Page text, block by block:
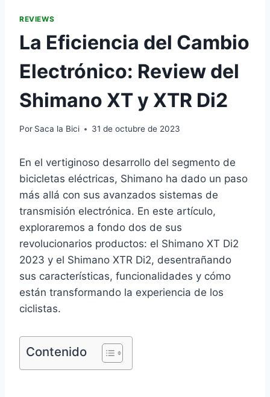
REVIEWS
La Eficiencia del Cambio
Electrónico: Review del
Shimano XT y XTR Di2
Por Saca la Bici 31 de octubre de 2023
En el vertiginoso desarrollo del segmento de
bicicletas eléctricas, Shimano ha dado un paso
más allá con sus avanzados sistemas de
transmisión electrónica. En este artículo,
exploraremos a fondo dos de sus
revolucionarios productos: el Shimano XT Di2
2023 y el Shimano XTR Di2, desentrañando
sus características, funcionalidades y cómo
están transformando la experiencia de los
ciclistas.
Contenido